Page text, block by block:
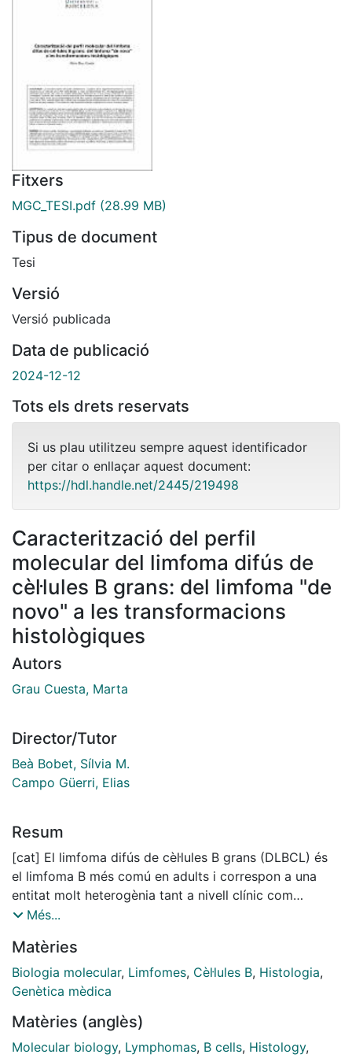
Fitxers
MGC_TESI.pdf (28.99 MB)
Tipus de document
Tesi
Versió
Versió publicada
Data de publicació
2024-12-12
Tots els drets reservats
Si us plau utilitzeu sempre aquest identificador
per citar o enllaçar aquest document:
https://hdl.handle.net/2445/219498
Caracterització del perfil
molecular del limfoma difús de
cèl·lules B grans: del limfoma "de
novo" a les transformacions
histològiques
Autors
Grau Cuesta, Marta
Director/Tutor
Beà Bobet, Sílvia M.
Campo Güerri, Elias
Resum
[cat] El limfoma difús de cèl·lules B grans (DLBCL) és
el limfoma B més comú en adults i correspon a una
entitat molt heterogènia tant a nivell clínic com
genètic. Alguns tipus de DLBCL han estat àmpliament
perfil genètic d’altres subtipus menys freqüents.
Alguns dels grups poc estudiats a nivell molecular són:
i) els DLBCL que s’inicien de novo en localitzacions
cèl·lules B grans (TLBCL), ii) els DLBCL que no es
produeixen de novo, sinó com a conseqüència d’una
Més...
Matèries
Biologia molecular, Limfomes, Cèl·lules B, Histologia,
Genètica mèdica
Matèries (anglès)
Molecular biology, Lymphomas, B cells, Histology,